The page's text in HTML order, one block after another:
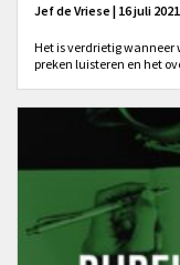
Jef de Vriese | 16 juli 2021
Het is verdrietig wanneer
preken luisteren en het